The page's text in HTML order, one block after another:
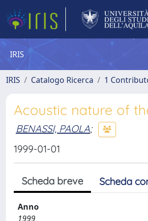
IRIS
IRIS Catalogo Ricerca 1
Acoustic nature of
BENASSI, PAOLA;
1999-01-01
Scheda breve Scheda
Anno
1999